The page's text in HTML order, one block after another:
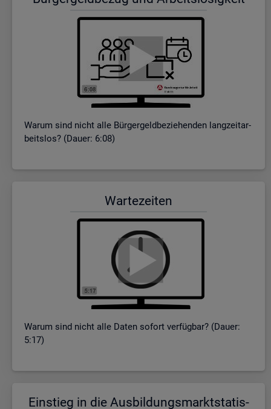
Warum sind nicht alle Bür­ger­geld­be­zie­hen­den lang­zeit­ar­
beits­los? (Dauer: 6:08)
War­te­zei­ten
Warum sind nicht alle Daten so­fort ver­füg­bar? (Dauer:
5:17)
Ein­stieg in die Aus­bil­dungs­markt­sta­tis­